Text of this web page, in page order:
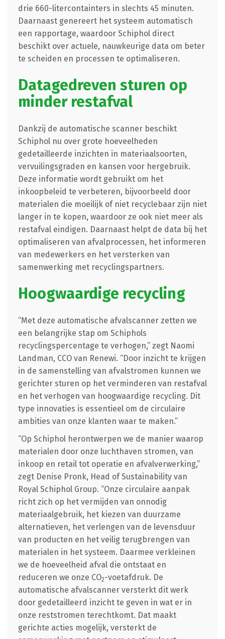
drie 660-litercontainters in slechts 45 minuten.
Daarnaast genereert het systeem automatisch
een rapportage, waardoor Schiphol direct
beschikt over actuele, nauwkeurige data om beter
te scheiden en processen te optimaliseren.
Datagedreven sturen op
minder restafval
Dankzij de automatische scanner beschikt
Schiphol nu over grote hoeveelheden
gedetailleerde inzichten in materiaalsoorten,
vervuilingsgraden en kansen voor hergebruik.
Deze informatie wordt gebruikt om het
inkoopbeleid te verbeteren, bijvoorbeeld door
materialen die moeilijk of niet recyclebaar zijn niet
langer in te kopen, waardoor ze ook niet meer als
restafval eindigen. Daarnaast helpt de data bij het
optimaliseren van afvalprocessen, het informeren
van medewerkers en het versterken van
samenwerking met recyclingspartners.
Hoogwaardige recycling
“Met deze automatische afvalscanner zetten we
een belangrijke stap om Schiphols
recyclingspercentage te verhogen,” zegt Naomi
Landman, CCO van Renewi. “Door inzicht te krijgen
in de samenstelling van afvalstromen kunnen we
gerichter sturen op het verminderen van restafval
en het verhogen van hoogwaardige recycling. Dit
type innovaties is essentieel om de circulaire
ambities van onze klanten waar te maken.”
“Op Schiphol herontwerpen we de manier waarop
materialen door onze luchthaven stromen, van
inkoop en retail tot operatie en afvalverwerking,”
zegt Denise Pronk, Head of Sustainability van
Royal Schiphol Group. “Onze circulaire aanpak
richt zich op het vermijden van onnodig
materiaalgebruik, het kiezen van duurzame
alternatieven, het verlengen van de levensduur
van producten en het veilig terugbrengen van
materialen in het systeem. Daarmee verkleinen
we de hoeveelheid afval die ontstaat en
reduceren we onze CO2-voetafdruk. De
automatische afvalscanner versterkt dit werk
door gedetailleerd inzicht te geven in wat er in
onze reststromen terechtkomt. Dat maakt
gerichte acties mogelijk, versterkt de